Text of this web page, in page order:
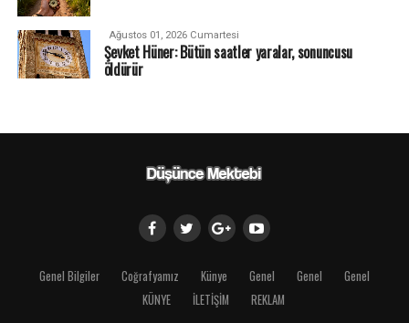
Ağustos 01, 2026 Cumartesi
Şevket Hüner: Bütün saatler yaralar, sonuncusu
öldürür
Genel Bilgiler Coğrafyamız Künye Genel Genel
Genel
KÜNYE
İLETİŞİM REKLAM